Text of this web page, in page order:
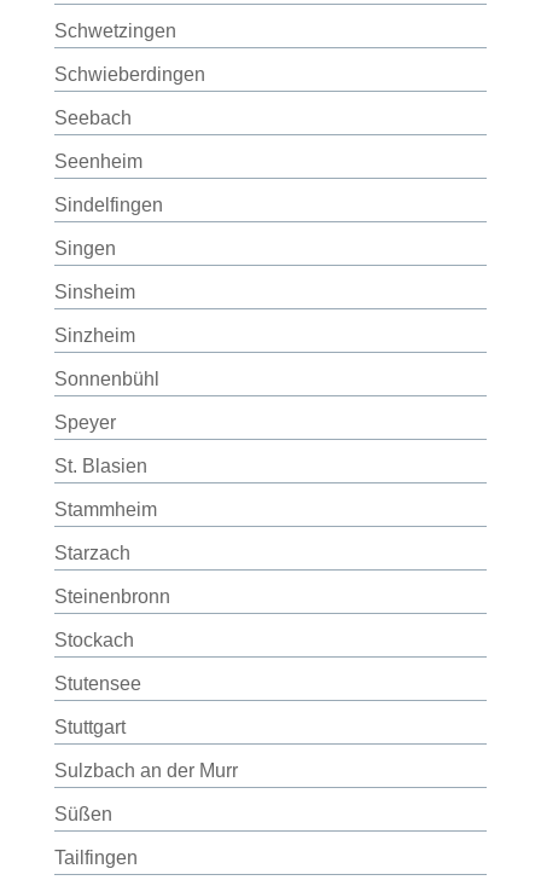
Schwetzingen
Schwieberdingen
Seebach
Seenheim
Sindelfingen
Singen
Sinsheim
Sinzheim
Sonnenbühl
Speyer
St. Blasien
Stammheim
Starzach
Steinenbronn
Stockach
Stutensee
Stuttgart
Sulzbach an der Murr
Süßen
Tailfingen